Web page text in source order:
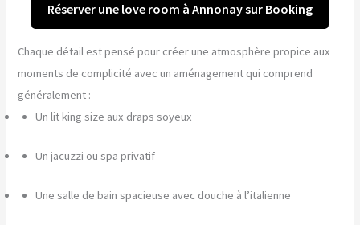
Réserver une love room à Annonay sur Booking
Chaque détail est pensé pour créer une atmosphère propice aux
moments de complicité avec un aménagement qui comprend
généralement :
Un lit king size aux draps soyeux
Un jacuzzi ou spa privatif
Une salle de bain spacieuse avec douche à l’italienne